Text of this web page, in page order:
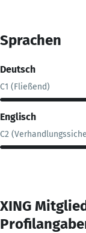
Sprachen
Deutsch
C1 (Fließend)
Englisch
C2
XING